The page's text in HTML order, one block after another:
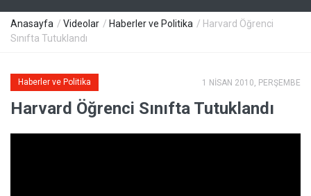
Anasayfa / Videolar / Haberler ve Politika / Harvard Öğrenci
Sınıfta Tutuklandı
Haberler ve Politika 1 NİSAN 2010, PERŞEMBE
Harvard Öğrenci Sınıfta Tutuklandı